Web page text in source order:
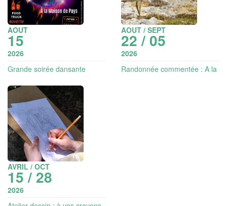
AOUT
15
2026
Grande soirée dansante
AOUT / SEPT
22 / 05
2026
Randonnée commentée : A la
AVRIL / OCT
15 / 28
2026